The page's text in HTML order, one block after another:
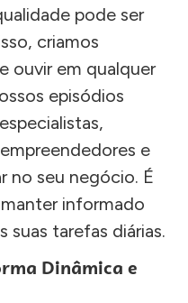
pode ser
criamos
ouvir em qualquer
episódios
e
no seu negócio. É
informado
suas tarefas diárias.
Dinâmica e